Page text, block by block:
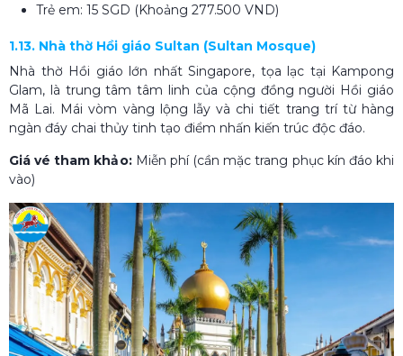
Trẻ em: 15 SGD (Khoảng 277.500 VND)
1.13. Nhà thờ Hồi giáo Sultan (Sultan Mosque)
Nhà thờ Hồi giáo lớn nhất Singapore, tọa lạc tại Kampong
Glam, là trung tâm tâm linh của cộng đồng người Hồi giáo
Mã Lai. Mái vòm vàng lộng lẫy và chi tiết trang trí từ hàng
ngàn đáy chai thủy tinh tạo điểm nhấn kiến trúc độc đáo.
Giá vé tham khảo: Miễn phí (cần mặc trang phục kín đáo khi
vào)